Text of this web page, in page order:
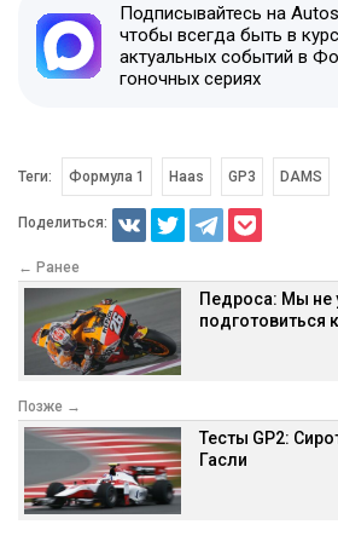
Подписывайтесь на
чтобы всегда быть в
актуальных событий в
гоночных сериях
Теги: Формула 1 Haas GP3 DAMS
Поделиться:
← Ранее
Педроса: Мы не
подготовиться
Позже →
Тесты GP2:
Гасли